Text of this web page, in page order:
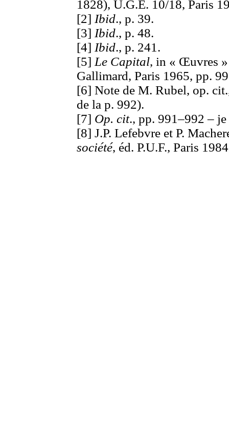
1828), U.G.E. 10/18, Paris
[2] Ibid., p. 39.
[3] Ibid., p. 48.
[4] Ibid., p. 241.
[5] Le Capital, in « Œuvres
Gallimard, Paris 1965, pp.
[6] Note de M. Rubel, op.
de la p. 992).
[7] Op. cit., pp. 991–992 –
[8] J.P. Lefebvre et P.
société, éd. P.U.F., Paris